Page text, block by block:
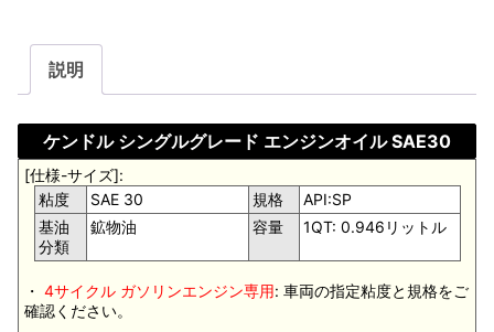
説明
ケンドル シングルグレード エンジンオイル SAE30
[仕様-サイズ]:
粘度
SAE 30 規格
API:SP
基油
分類
鉱物油 容量 1QT: 0.946リットル
・ 4サイクル ガソリンエンジン専用: 車両の指定粘度と規格をご
確認ください。